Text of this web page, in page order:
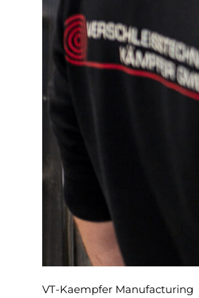
VT-Kaempfer Manufacturing